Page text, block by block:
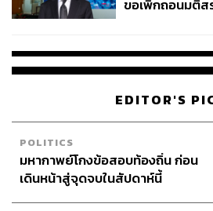
ABOUT THE
ขอเพิกถอนมติส
EDITOR'S
POLITICS
มหากาพย์โกงข้อสอบท้องถิ่น ก่อน
เดินหน้าสู่จุดจบในสัปดาห์นี้